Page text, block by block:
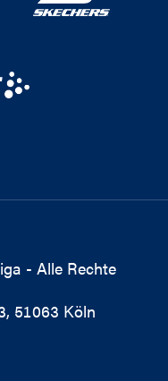
- Alle Rechte
51063 Köln